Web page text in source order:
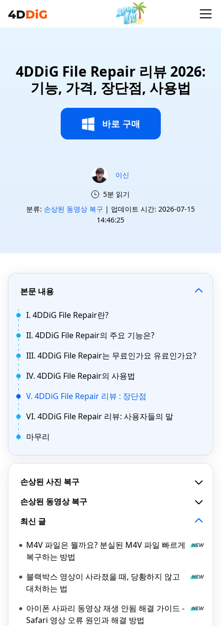
4DDiG File Repair 리뷰 2026:
기능, 가격, 장단점, 사용법
바로 구매
이신
5분 읽기
분류: 손상된 동영상 복구 | 업데이트 시간: 2026-07-15
14:46:25
본문 내용
I. 4DDiG File Repair란?
II. 4DDiG File Repair의 주요 기능은?
III. 4DDiG File Repair는 무료인가요 유료인가요?
IV. 4DDiG File Repair의 사용법
V. 4DDiG File Repair 리뷰 : 장단점
VI. 4DDiG File Repair 리뷰: 사용자들의 말
마무리
손상된 사진 복구
손상된 동영상 복구
최신 글
M4V 파일은 뭘까요? 분실된 M4V 파일 빠르게
복구하는 방법
블랙박스 영상이 사라졌을 때, 당황하지 않고
대처하는 법
아이폰 사파리 동영상 재생 안됨 해결 가이드 -
Safari 영상 오류 원인과 해결 방법